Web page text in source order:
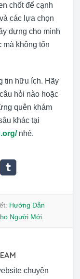
chốt để cạnh
các lựa chọn
dựng cho mình
mà không tốn
tin hữu ích. Hãy
hỏi nào hoặc
quên khám
khác tại
nhé.
Hướng Dẫn
Người Mới.
chuyên